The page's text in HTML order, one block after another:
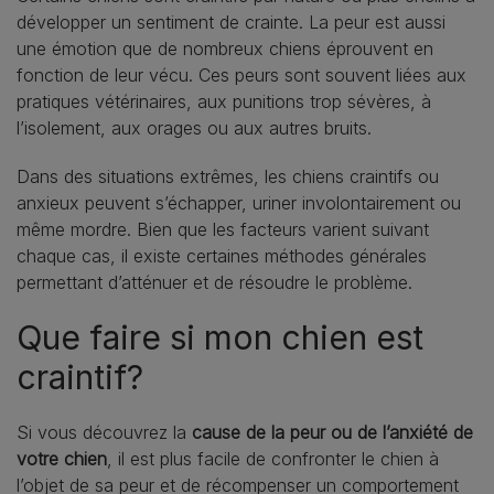
développer un sentiment de crainte. La peur est aussi
une émotion que de nombreux chiens éprouvent en
fonction de leur vécu. Ces peurs sont souvent liées aux
pratiques vétérinaires, aux punitions trop sévères, à
l’isolement, aux orages ou aux autres bruits.
Dans des situations extrêmes, les chiens craintifs ou
anxieux peuvent s’échapper, uriner involontairement ou
même mordre. Bien que les facteurs varient suivant
chaque cas, il existe certaines méthodes générales
permettant d’atténuer et de résoudre le problème.
Que faire si mon chien est
craintif?
Si vous découvrez la cause de la peur ou de l’anxiété de
votre chien , il est plus facile de confronter le chien à
l’objet de sa peur et de récompenser un comportement